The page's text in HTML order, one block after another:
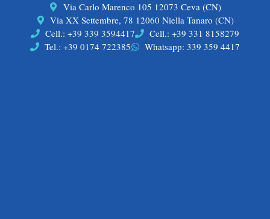
Via Carlo Marenco 105 12073 Ceva (CN)
Via XX Settembre, 78 12060 Niella Tanaro (CN)
Cell.: +39 339 3594417
Cell.: +39 331 8158279
Tel.: +39 0174 722385
Whatsapp: 339 359 4417